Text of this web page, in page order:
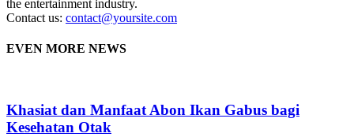
the entertainment industry.
Contact us: contact@yoursite.com
EVEN MORE NEWS
Khasiat dan Manfaat Abon Ikan Gabus bagi
Kesehatan Otak